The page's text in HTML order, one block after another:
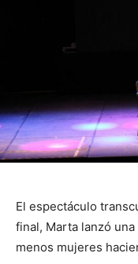
El espectáculo
final, Marta lanzó
menos mujeres